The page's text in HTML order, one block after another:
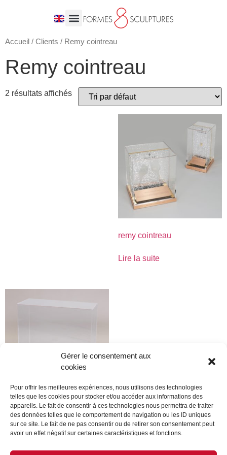
Gérer le consentement aux
cookies
Pour offrir les meilleures expériences, nous utilisons des technologies
telles que les cookies pour stocker et/ou accéder aux informations des
appareils. Le fait de consentir à ces technologies nous permettra de traiter
des données telles que le comportement de navigation ou les ID uniques
sur ce site. Le fait de ne pas consentir ou de retirer son consentement peut
avoir un effet négatif sur certaines caractéristiques et fonctions.
Accueil / Clients / Remy cointreau
Remy cointreau
2 résultats affichés
remy cointreau
Lire la suite
remy cointreau
Lire la suite